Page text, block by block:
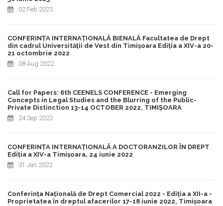
02 Feb 2023
CONFERINȚA INTERNAȚIONALĂ BIENALĂ Facultatea de Drept
din cadrul Universității de Vest din Timișoara Ediția a XIV-a 20-
21 octombrie 2022
08 Aug 2022
Call for Papers: 6th CEENELS CONFERENCE - Emerging
Concepts in Legal Studies and the Blurring of the Public-
Private Distinction 13-14 OCTOBER 2022, TIMIȘOARA
24 Sep 2022
CONFERINȚA INTERNAȚIONALĂ A DOCTORANZILOR ÎN DREPT
Ediția a XIV-a Timișoara, 24 iunie 2022
31 Jan 2022
Conferința Națională de Drept Comercial 2022 - Ediția a XII-a -
Proprietatea în dreptul afacerilor 17-18 iunie 2022, Timișoara